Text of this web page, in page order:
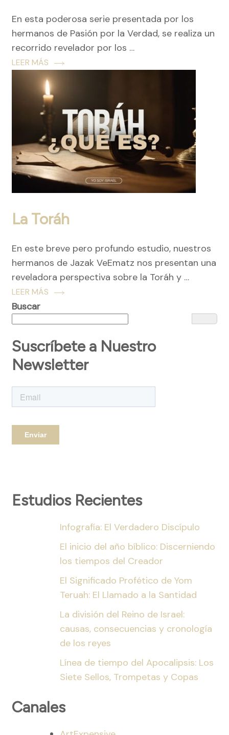
En esta poderosa serie presentada por los
hermanos de Pasión por la Verdad, se realiza un
recorrido revelador por los …
LEER MÁS
La Toráh
En este breve pero profundo estudio, nuestros
hermanos de Jazak VeEmatz nos presentan una
reveladora perspectiva sobre la Toráh y …
LEER MÁS
Buscar
Suscríbete a Nuestro
Newsletter
Estudios Recientes
Infografía: El Verdadero Discípulo
El inicio del año bíblico: Discerniendo
los tiempos del Creador
El Significado Profético de Yom
Teruah: El Llamado a la Santidad
La división del Reino de Israel:
causas, consecuencias y cronología
de los reyes
Línea de tiempo del Apocalipsis: Los
Siete Sellos, Trompetas y Copas
Canales